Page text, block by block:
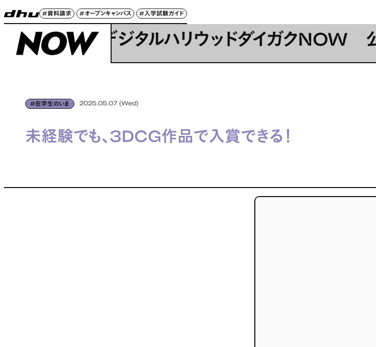
デジタルハリウッド大学 新しいタブで開く
#資料請求 #オープンキャンパス #入学試験ガイド
デジタルハリウッドダイガクNOW 公式アプリ
#在学生のいま
2025.05.07 (Wed)
未経験でも、3DCG作品で入賞できる！